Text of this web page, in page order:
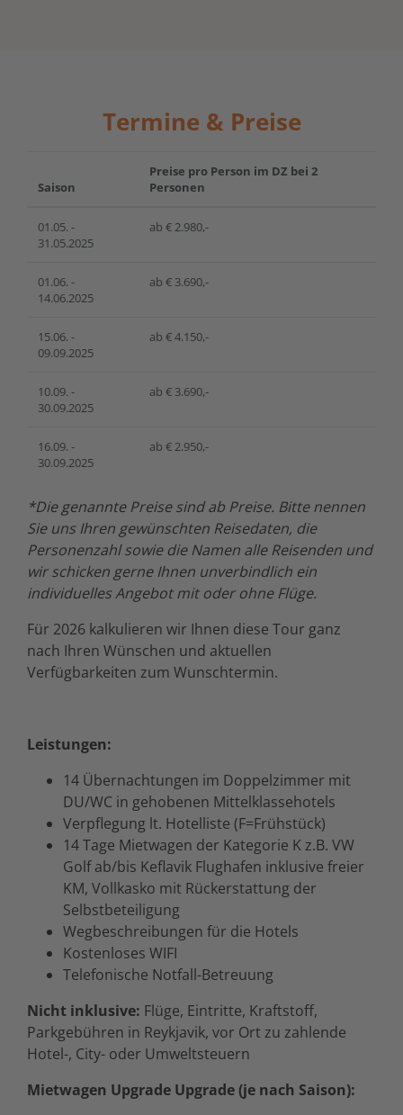
Termine & Preise
Saison
Preise pro Person im DZ bei 2
Personen
01.05. -
31.05.2025
ab € 2.980,-
01.06. -
14.06.2025
ab € 3.690,-
15.06. -
09.09.2025
ab € 4.150,-
10.09. -
30.09.2025
ab € 3.690,-
16.09. -
30.09.2025
ab € 2.950,-
*Die genannte Preise sind ab Preise. Bitte nennen
Sie uns Ihren gewünschten Reisedaten, die
Personenzahl sowie die Namen alle Reisenden und
wir schicken gerne Ihnen unverbindlich ein
individuelles Angebot mit oder ohne Flüge.
Für 2026 kalkulieren wir Ihnen diese Tour ganz
nach Ihren Wünschen und aktuellen
Verfügbarkeiten zum Wunschtermin.
Leistungen:
14 Übernachtungen im Doppelzimmer mit
DU/WC in gehobenen Mittelklassehotels
Verpflegung lt. Hotelliste (F=Frühstück)
14 Tage Mietwagen der Kategorie K z.B. VW
Golf ab/bis Keflavik Flughafen inklusive freier
KM, Vollkasko mit Rückerstattung der
Selbstbeteiligung
Wegbeschreibungen für die Hotels
Kostenloses WIFI
Telefonische Notfall-Betreuung
Nicht inklusive: Flüge, Eintritte, Kraftstoff,
Parkgebühren in Reykjavik, vor Ort zu zahlende
Hotel-, City- oder Umweltsteuern
Mietwagen Upgrade Upgrade (je nach Saison):